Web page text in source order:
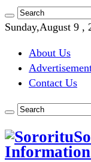
Sunday,August 9 ,
About Us
Contact Us